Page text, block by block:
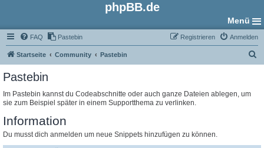
phpBB.de
Menü
FAQ Pastebin Anmelden
Registrieren
Startseite Community Pastebin
Pastebin
Im Pastebin kannst du Codeabschnitte oder auch ganze Dateien ablegen, um
sie zum Beispiel später in einem Supportthema zu verlinken.
Information
Du musst dich anmelden um neue Snippets hinzufügen zu können.